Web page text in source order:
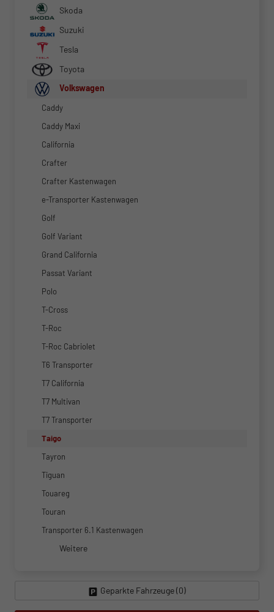
Skoda
Suzuki
Tesla
Toyota
Volkswagen
Caddy
Caddy Maxi
California
Crafter
Crafter Kastenwagen
e-Transporter Kastenwagen
Golf
Golf Variant
Grand California
Passat Variant
Polo
T-Cross
T-Roc
T-Roc Cabriolet
T6 Transporter
T7 California
T7 Multivan
T7 Transporter
Taigo
Tayron
Tiguan
Touareg
Touran
Transporter 6.1 Kastenwagen
Weitere
Geparkte Fahrzeuge (0)